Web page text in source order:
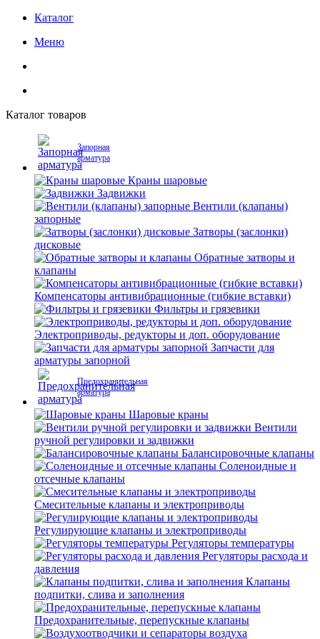
Каталог
Меню
Каталог товаров
Запорная
арматура
Краны шаровые
Задвижки
Вентили (клапаны)
запорные
Затворы (заслонки)
дисковые
Обратные затворы и
клапаны
Компенсаторы антивибрационные (гибкие вставки)
Фильтры и грязевики
Электроприводы, редукторы и доп. оборудование
Запчасти для
арматуры запорной
Предохранительная
арматура
Шаровые краны
Вентили
ручной регулировки и задвижки
Балансировочные клапаны
Соленоидные и
отсечные клапаны
Смесительные клапаны и электроприводы
Регулирующие клапаны и электроприводы
Регуляторы температуры
Регуляторы расхода и
давления
Клапаны
подпитки, слива и заполнения
Предохранительные, перепускные клапаны